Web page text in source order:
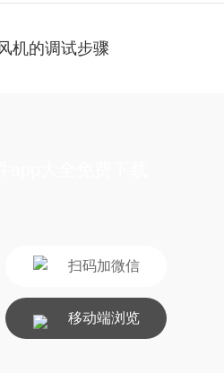
机的调试步骤
扫码加微信
移动端浏览